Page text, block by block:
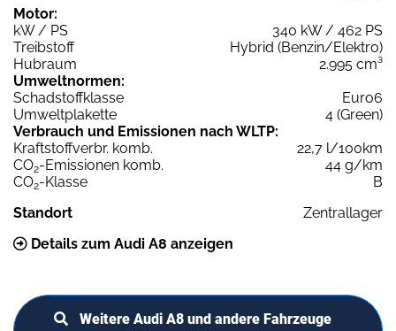
Motor:
kW / PS
340 kW / 462 PS
Treibstoff
Hybrid (Benzin/Elektro)
Hubraum
2.995 cm³
Umweltnormen:
Schadstoffklasse
Euro6
Umweltplakette
4 (Green)
Verbrauch und Emissionen nach WLTP:
Kraftstoffverbr. komb.
22,7 l/100km
CO2-Emissionen komb.
44 g/km
CO2-Klasse
B
Standort
Zentrallager
Details zum Audi A8 anzeigen
Weitere Audi A8 und andere Fahrzeuge